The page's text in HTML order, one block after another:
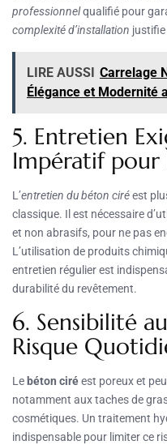
professionnelqualifié pour
complexité d’installation justifie
LIRE AUSSI Carrelage
Élégance et Modernité
5. Entretien
Impératif pour
L’entretien du béton ciréest
classique. Il est nécessaire
et non abrasifs, pour ne pas
L’utilisation de produits
entretien régulier est
durabilité du revêtement.
6. Sensibilité
Risque
Lebéton ciréest poreux et
notamment aux taches de
cosmétiques. Un traitement
indispensable pour limiter ce